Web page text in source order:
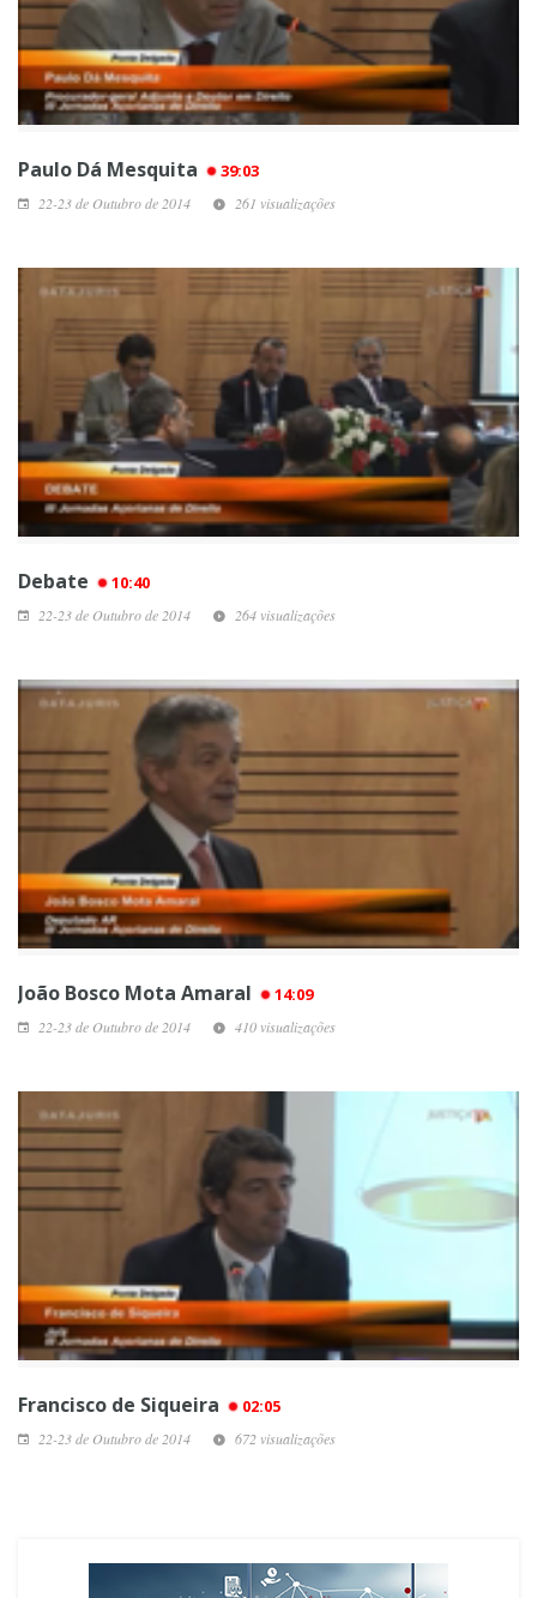
Paulo Dá Mesquita 39:03
22-23 de Outubro de 2014 261 visualizações
Debate 10:40
22-23 de Outubro de 2014 264 visualizações
João Bosco Mota Amaral 14:09
22-23 de Outubro de 2014 410 visualizações
Francisco de Siqueira 02:05
22-23 de Outubro de 2014 672 visualizações